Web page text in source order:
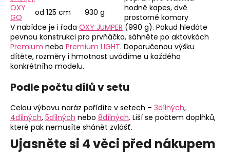
OXY
GO
od 125 cm 930 g
hodně kapes, dvě
prostorné komory
V nabídce je i řada OXY JUMPER (990 g). Pokud hledáte
pevnou konstrukci pro prvňáčka, sáhněte po aktovkách
Premium nebo Premium LIGHT. Doporučenou výšku
dítěte, rozměry i hmotnost uvádíme u každého
konkrétního modelu.
Podle počtu dílů v setu
Celou výbavu naráz pořídíte v setech – 3dílných,
4dílných, 5dílných nebo 8dílných. Liší se počtem doplňků,
které pak nemusíte shánět zvlášť.
Ujasněte si 4 věci před nákupem